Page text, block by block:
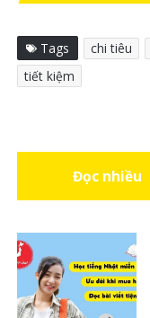
Tags chi tiêu
tiết kiệm
Đọc nhiều